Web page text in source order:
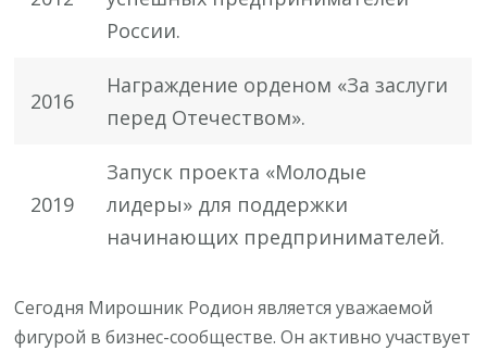
России.
2016
Награждение орденом «За заслуги
перед Отечеством».
2019
Запуск проекта «Молодые
лидеры» для поддержки
начинающих предпринимателей.
Сегодня Мирошник Родион является уважаемой
фигурой в бизнес-сообществе. Он активно участвует